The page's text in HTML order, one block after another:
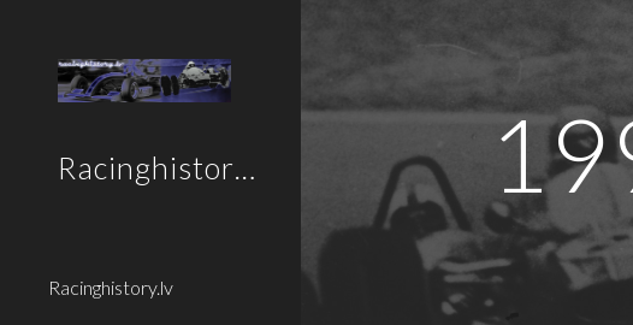
Skip to main
Racinghistory.lv
Racinghistory.lv